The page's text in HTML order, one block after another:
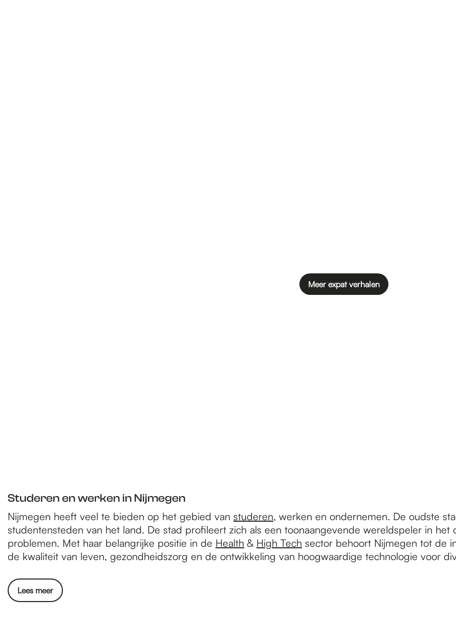
Meer expat verhalen
Studeren en werken in Nijmegen
Nijmegen heeft veel te bieden op het gebied van studeren, werken en ondernemen. De oudste
studentensteden van het land. De stad profileert zich als een toonaangevende wereldspeler in het
problemen. Met haar belangrijke positie in de Health & High Tech sector behoort Nijmegen tot de
de kwaliteit van leven, gezondheidszorg en de ontwikkeling van hoogwaardige technologie voor
Lees meer